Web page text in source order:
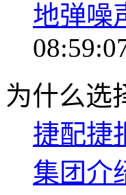
地弹噪
为什么选
捷配捷
集团介